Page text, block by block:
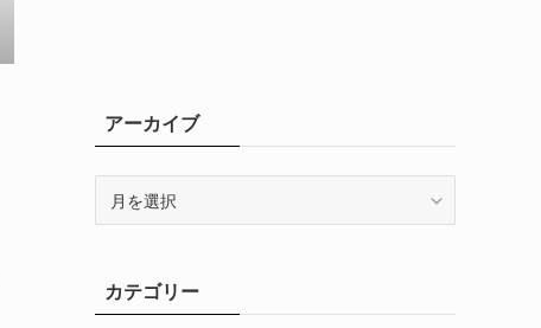
アーカイブ
ブカテゴリー